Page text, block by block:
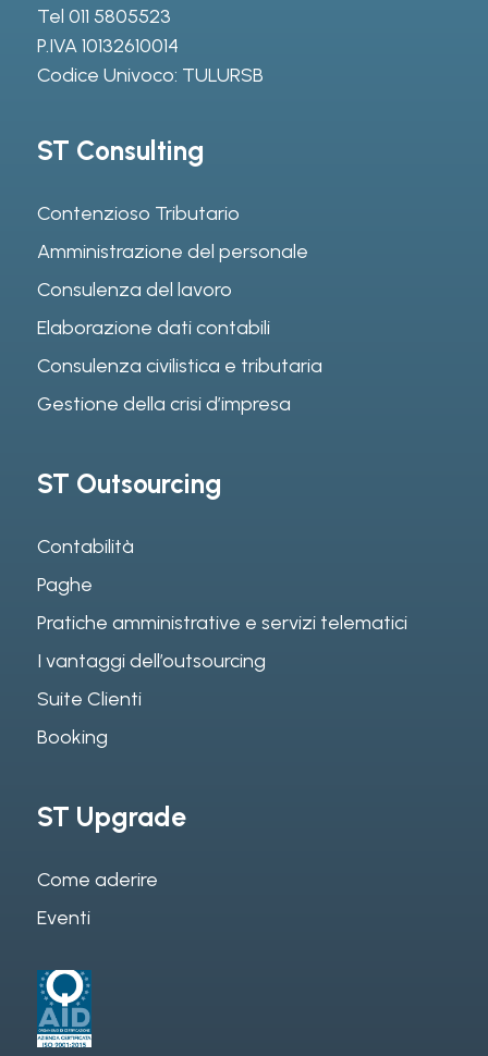
Tel 011 5805523
P.IVA 10132610014
Codice Univoco: TULURSB
ST Consulting
Contenzioso Tributario
Amministrazione del personale
Consulenza del lavoro
Elaborazione dati contabili
Consulenza civilistica e tributaria
Gestione della crisi d’impresa
ST Outsourcing
Contabilità
Paghe
Pratiche amministrative e servizi telematici
I vantaggi dell’outsourcing
Suite Clienti
Booking
ST Upgrade
Come aderire
Eventi